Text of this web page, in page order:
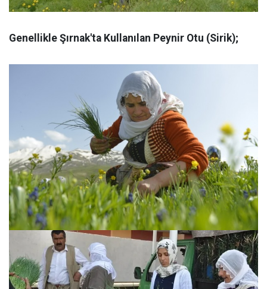
Genellikle Şırnak'ta Kullanılan Peynir Otu (Sirik);